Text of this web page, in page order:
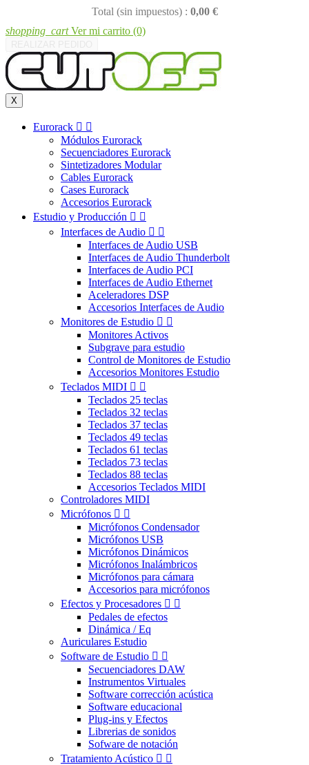
Total (sin impuestos) : 0,00 €
shopping_cart Ver mi carrito (0)
X
Eurorack  
Módulos Eurorack
Secuenciadores Eurorack
Sintetizadores Modular
Cables Eurorack
Cases Eurorack
Accesorios Eurorack
Estudio y Producción  
Interfaces de Audio  
Interfaces de Audio USB
Interfaces de Audio Thunderbolt
Interfaces de Audio PCI
Interfaces de Audio Ethernet
Aceleradores DSP
Accesorios Interfaces de Audio
Monitores de Estudio  
Monitores Activos
Subgrave para estudio
Control de Monitores de Estudio
Accesorios Monitores Estudio
Teclados MIDI  
Teclados 25 teclas
Teclados 32 teclas
Teclados 37 teclas
Teclados 49 teclas
Teclados 61 teclas
Teclados 73 teclas
Teclados 88 teclas
Accesorios Teclados MIDI
Controladores MIDI
Micrófonos  
Micrófonos Condensador
Micrófonos USB
Micrófonos Dinámicos
Micrófonos Inalámbricos
Micrófonos para cámara
Accesorios para micrófonos
Efectos y Procesadores  
Pedales de efectos
Dinámica / Eq
Auriculares Estudio
Software de Estudio  
Secuenciadores DAW
Instrumentos Virtuales
Software corrección acústica
Software educacional
Plug-ins y Efectos
Librerias de sonidos
Sofware de notación
Tratamiento Acústico  